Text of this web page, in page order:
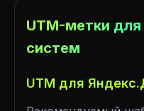
UTM-метки
систем
UTM для